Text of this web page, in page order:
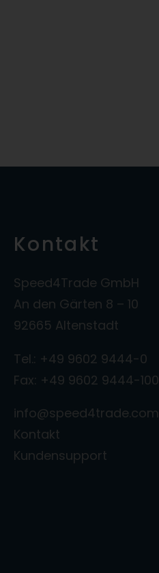
Kontakt
Speed4Trade GmbH
An den Gärten 8 – 10
92665 Altenstadt
Tel.: +49 9602 9444-0
Fax: +49 9602 9444-100
info@speed4trade.com
Kontakt
Kundensupport